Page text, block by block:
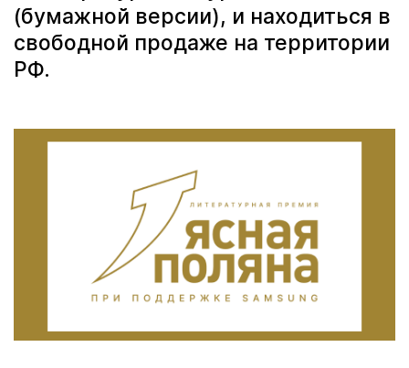
(бумажной версии), и находиться в
свободной продаже на территории
РФ.